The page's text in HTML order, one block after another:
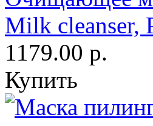
Milk cleanser,
1179.00 р.
Купить